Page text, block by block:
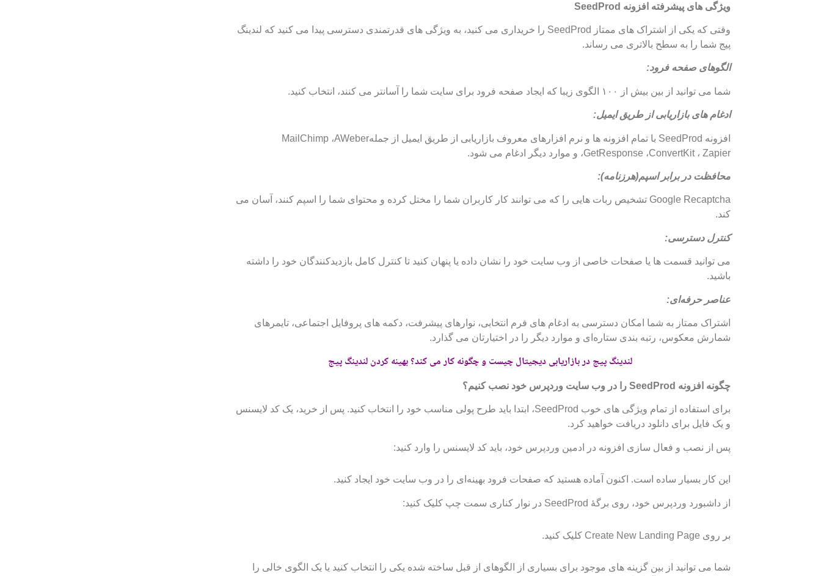
ویژگی های پیشرفته افزونه SeedProd
وقتی که یکی از اشتراک های ممتاز SeedProd را خریداری می کنید، به ویژگی های قدرتمندی دسترسی پیدا می کنید که لندینگ
پیج شما را به سطح بالاتری می رساند.
الگوهای صفحه فرود:
شما می توانید از بین بیش از ۱۰۰ الگوی زیبا که ایجاد صفحه فرود برای سایت شما را آسانتر می کنند، انتخاب کنید.
ادغام های بازاریابی از طریق ایمیل:
افزونه SeedProd با تمام افزونه ها و نرم افزارهای معروف بازاریابی از طریق ایمیل از جملهMailChimp ،AWeber
،GetResponse ،ConvertKit ، Zapier و موارد دیگر ادغام می شود.
محافظت در برابر اسپم(هرزنامه):
Google Recaptcha تشخیص ربات هایی را که می توانند کار کاربران شما را مختل کرده و محتوای شما را اسپم کنند، آسان می
کند.
کنترل دسترسی:
می توانید قسمت ها یا صفحات خاصی از وب سایت خود را نشان داده یا پنهان کنید تا کنترل کامل بازدیدکنندگان خود را داشته
باشید.
عناصر حرفه‌ای:
اشتراک ممتاز به شما امکان دسترسی به ادغام های فرم انتخابی، نوارهای پیشرفت، دکمه های پروفایل اجتماعی، تایمرهای
شمارش معکوس، رتبه بندی ستاره‌ای و موارد دیگر را در اختیارتان می گذارد.
لندینگ پیج در بازاریابی دیجیتال چیست و چگونه کار می کند؟ بهینه کردن لندینگ پیج
چگونه افزونه SeedProd را در وب سایت وردپرس خود نصب کنیم؟
برای استفاده از تمام ویژگی های خوب SeedProd، ابتدا باید طرح پولی مناسب خود را انتخاب کنید. پس از خرید، یک کد لایسنس
و یک فایل برای دانلود دریافت خواهید کرد.
پس از نصب و فعال سازی افزونه در ادمین وردپرس خود، باید کد لایسنس را وارد کنید:
این کار بسیار ساده است. اکنون آماده هستید که صفحات فرود بهینه‌ای را در وب سایت خود ایجاد کنید.
از داشبورد وردپرس خود، روی برگۀ SeedProd در نوار کناری سمت چپ کلیک کنید:
بر روی Create New Landing Page کلیک کنید.
شما می توانید از بین گزینه های موجود برای بسیاری از الگوهای از قبل ساخته شده یکی را انتخاب کنید یا یک الگوی خالی را